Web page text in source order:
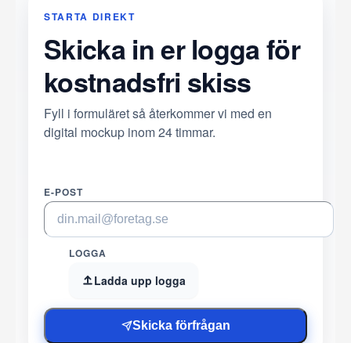
STARTA DIREKT
Skicka in er logga för
kostnadsfri skiss
Fyll i formuläret så återkommer vi med en
digital mockup inom 24 timmar.
E-POST
LOGGA
Ladda upp logga
Skicka förfrågan